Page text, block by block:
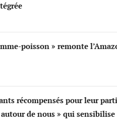
poisson » remonte
récompensés pour leur
de nous » qui